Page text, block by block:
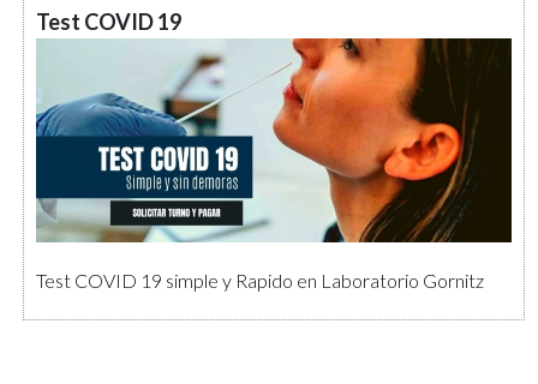
Test COVID 19
Test COVID 19 simple y Rapido en Laboratorio Gornitz